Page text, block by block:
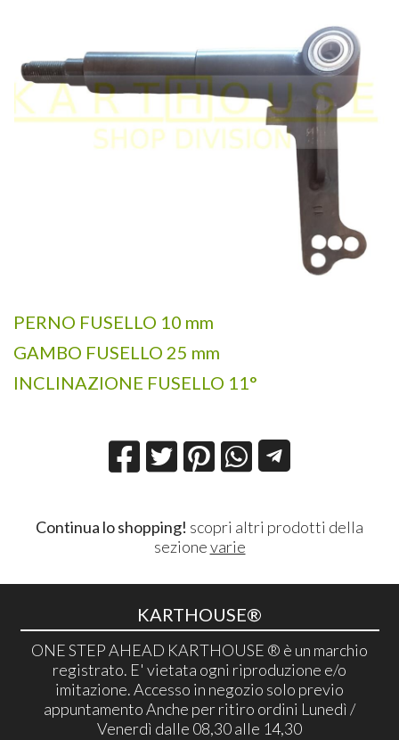
PERNO FUSELLO 10 mm
GAMBO FUSELLO 25 mm
INCLINAZIONE FUSELLO 11°
Continua lo shopping! scopri altri prodotti della
sezionevarie
KARTHOUSE®
ONE STEP AHEAD KARTHOUSE ® è un marchio
registrato. E' vietata ogni riproduzione e/o
imitazione. Accesso in negozio solo previo
appuntamento Anche per ritiro ordini Lunedì /
Venerdì dalle 08,30 alle 14,30